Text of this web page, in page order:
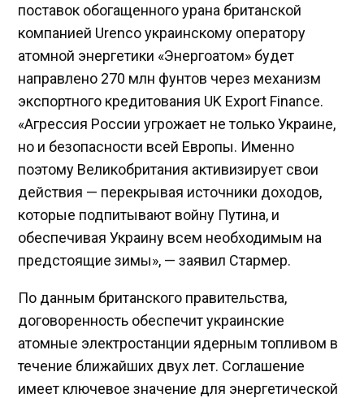
поставок обогащенного урана британской
компанией Urenco украинскому оператору
атомной энергетики «Энергоатом» будет
направлено 270 млн фунтов через механизм
экспортного кредитования UK Export Finance.
«Агрессия России угрожает не только Украине,
но и безопасности всей Европы. Именно
поэтому Великобритания активизирует свои
действия — перекрывая источники доходов,
которые подпитывают войну Путина, и
обеспечивая Украину всем необходимым на
предстоящие зимы», — заявил Стармер.
По данным британского правительства,
договоренность обеспечит украинские
атомные электростанции ядерным топливом в
течение ближайших двух лет. Cоглашение
имеет ключевое значение для энергетической